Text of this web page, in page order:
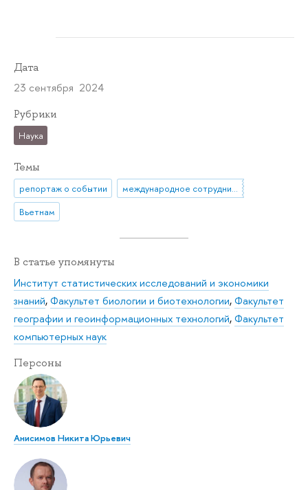
Дата
23 сентября 2024
Рубрики
Наука
Темы
репортаж о событии
международное сотрудничество
Вьетнам
В статье упомянуты
Институт статистических исследований и экономики
знаний,Факультет биологии и биотехнологии,Факультет
географии и геоинформационных технологий,Факультет
компьютерных наук
Персоны
Анисимов Никита Юрьевич